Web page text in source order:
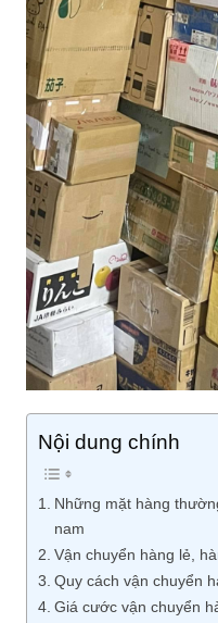
Nội dung chính
Những mặt hàng
nam
Vận chuyển hàng lẻ,
Quy cách vận chuyển
Giá cước vận chuyển